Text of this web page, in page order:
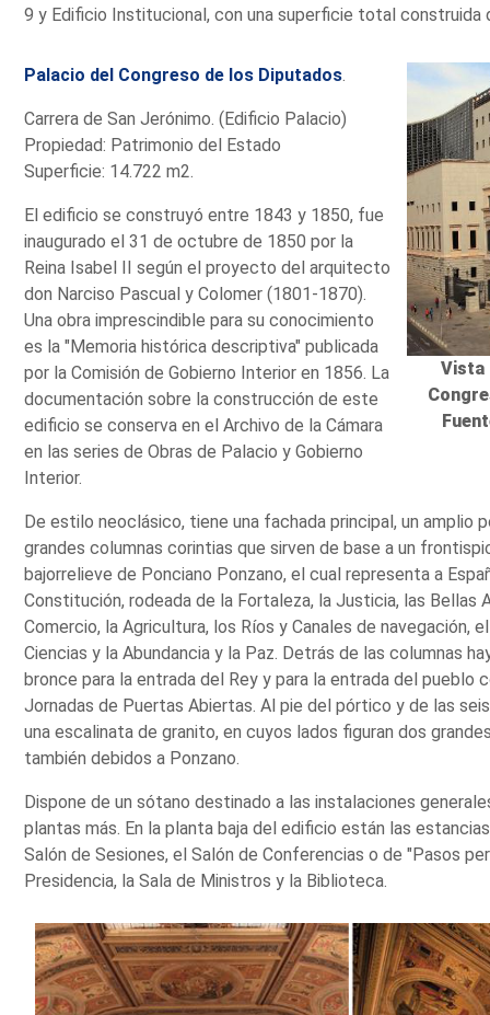
9 y Edificio Institucional, con una superficie total construida
Vista
Palacio del Congreso de los Diputados
Carrera de San Jerónimo. (Edificio Palacio)
Propiedad: Patrimonio del Estado
Superficie: 14.722 m2.
El edificio se construyó entre 1843 y 1850, fue
inaugurado el 31 de octubre de 1850 por la
Reina Isabel II según el proyecto del arquitecto
don Narciso Pascual y Colomer (1801-1870).
Una obra imprescindible para su conocimiento
es la "Memoria histórica descriptiva" publicada
por la Comisión de Gobierno Interior en 1856. La
documentación sobre la construcción de este
edificio se conserva en el Archivo de la Cámara
en las series de Obras de Palacio y Gobierno
Interior.
De estilo neoclásico, tiene una fachada principal, un amplio
grandes columnas corintias que sirven de base a un
bajorrelieve de Ponciano Ponzano, el cual representa a
Constitución, rodeada de la Fortaleza, la Justicia, las Bellas
Comercio, la Agricultura, los Ríos y Canales de navegación,
Ciencias y la Abundancia y la Paz. Detrás de las columnas
bronce para la entrada del Rey y para la entrada del pueblo
Jornadas de Puertas Abiertas. Al pie del pórtico y de las
una escalinata de granito, en cuyos lados figuran dos
también debidos a Ponzano.
Dispone de un sótano destinado a las instalaciones
plantas más. En la planta baja del edificio están las
Salón de Sesiones, el Salón de Conferencias o de "Pasos
Presidencia, la Sala de Ministros y la Biblioteca.